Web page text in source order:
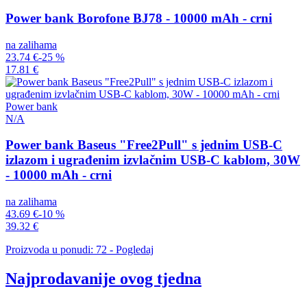
Power bank Borofone BJ78 - 10000 mAh - crni
na zalihama
23.74 €-25 %
17.81 €
Power bank
N/A
Power bank Baseus "Free2Pull" s jednim USB-C
izlazom i ugrađenim izvlačnim USB-C kablom, 30W
- 10000 mAh - crni
na zalihama
43.69 €-10 %
39.32 €
Proizvoda u ponudi: 72 - Pogledaj
Najprodavanije ovog tjedna